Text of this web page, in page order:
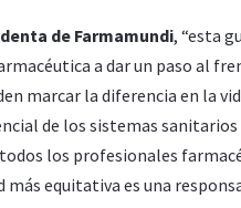
de Farmamundi, “esta
a dar un paso al
marcar la diferencia en la
de los sistemas
los profesionales
más equitativa es una